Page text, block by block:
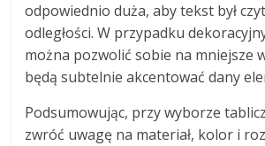
odpowiednio duża, aby tekst był
odległości. W przypadku
można pozwolić sobie na mniejsze
będą subtelnie akcentować dany
Podsumowując, przy wyborze
zwróć uwagę na materiał, kolor i